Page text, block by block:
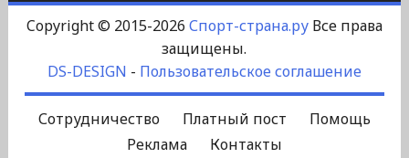
Copyright © 2015-2026 Спорт-страна.руВсе права
защищены.
DS-DESIGN - Пользовательское соглашение
Сотрудничество Платный пост
Помощь
Реклама
Контакты